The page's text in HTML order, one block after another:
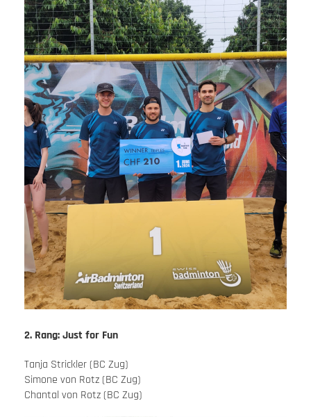
2. Rang: Just for Fun
Tanja Strickler (BC Zug)
Simone von Rotz (BC Zug)
Chantal von Rotz (BC Zug)